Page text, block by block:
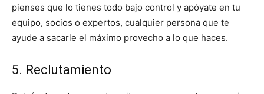
pienses que lo tienes todo bajo control y apóyate en tu
equipo, socios o expertos, cualquier persona que te
ayude a sacarle el máximo provecho a lo que haces.
5. Reclutamiento